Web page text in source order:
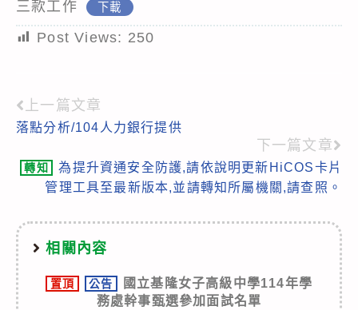
三款工作
下載
Post Views: 250
Read
more
articles
上一篇文章
落點分析/104人力銀行提供
下一篇文章
轉知
為提升資通安全防護,請依說明更新HiCOS卡片
管理工具至最新版本,並請轉知所屬機關,請查照。
相關內容
置頂 公告
國立基隆女子高級中學114年學
務處幹事甄選參加面試名單